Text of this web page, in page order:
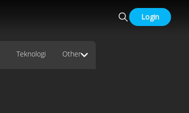
Login
Teknologi Other